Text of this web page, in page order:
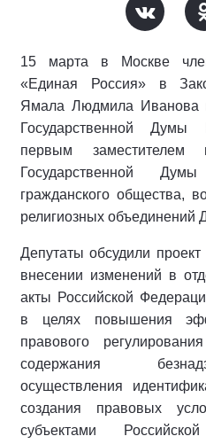
15 марта в Москве
«Единая Россия» в
Ямала Людмила Иванова
Государственной Думы
первым заместителем
Государственной
гражданского общества,
религиозных объединений
Депутаты обсудили
внесении изменений в
акты Российской
в целях повышения
правового
содержания
осуществления
создания правовых
субъектами